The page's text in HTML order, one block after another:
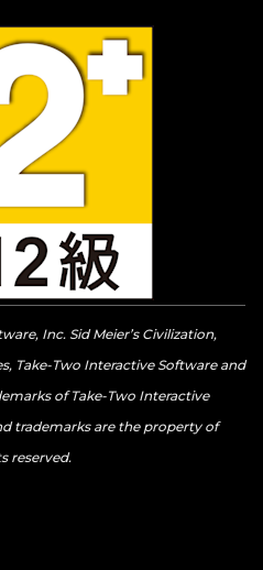
Inc. Sid Meier’s Civilization,
Take-Two Interactive Software and
of Take-Two Interactive
trademarks are the property of
reserved.